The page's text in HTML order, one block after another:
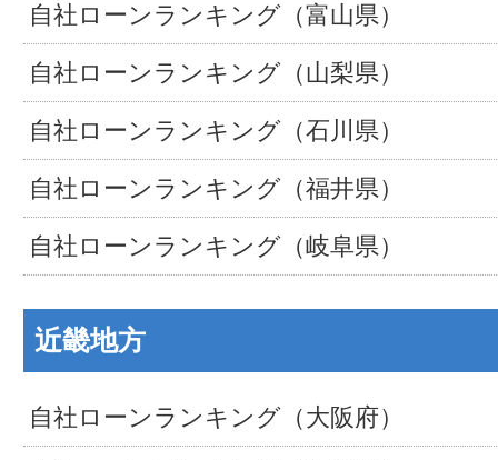
自社ローンランキング（富山県）
自社ローンランキング（山梨県）
自社ローンランキング（石川県）
自社ローンランキング（福井県）
自社ローンランキング（岐阜県）
近畿地方
自社ローンランキング（大阪府）